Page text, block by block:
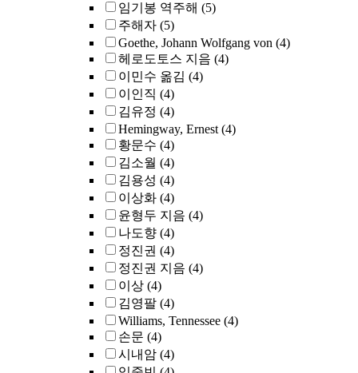
임기봉 역주해 (5)
주해자 (5)
Goethe, Johann Wolfgang von (4)
헤로도토스 지음 (4)
이민수 옮김 (4)
이인직 (4)
김유정 (4)
Hemingway, Ernest (4)
황문수 (4)
김소월 (4)
김용성 (4)
이상화 (4)
윤형두 지음 (4)
나도향 (4)
정진권 (4)
정진권 지음 (4)
이상 (4)
김영팔 (4)
Williams, Tennessee (4)
손문 (4)
시내암 (4)